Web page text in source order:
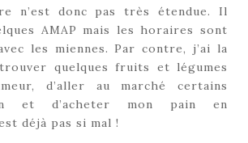
n’est donc pas très étendue. Il
AMAP mais les horaires sont
les miennes. Par contre, j’ai la
quelques fruits et légumes
d’aller au marché certains
et d’acheter mon pain en
déjà pas si mal !